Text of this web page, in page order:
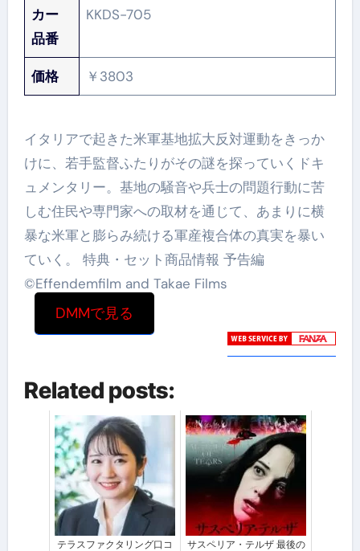
カー
品番
KKDS-705
価格 ￥3803
イタリアで起きた米軍基地拡大反対運動をきっか
けに、若手監督ふたりがその謎を探っていくドキ
ュメンタリー。基地の騒音や兵士の問題行動に苦
しむ住民や専門家への取材を通じて、あまりに横
暴な米軍と膨らみ続ける軍産複合体の真実を暴い
ていく。 特典・セット商品情報 予告編
©Effendemfilm and Takae Films
DMMで見る
Related posts:
テラスファクタリング口コ
サスペリア・テルザ 最後の